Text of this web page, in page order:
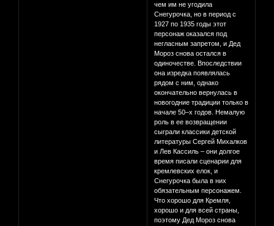
чем им не угодила
Снегурочка, но в период с
1927 по 1935 годы этот
персонаж оказался под
негласным запретом, и Дед
Мороз снова остался в
одиночестве. Впоследствии
она изредка появлялась
рядом с ним, однако
окончательно вернулась в
новогодние традиции только в
начале 50–х годов. Немалую
роль в ее возвращении
сыграли классики детской
литературы Сергей Михалков
и Лев Кассиль – они долгое
время писали сценарии для
кремлевских елок, и
Снегурочка была в них
обязательным персонажем.
Что хорошо для Кремля,
хорошо и для всей страны,
поэтому Дед Мороз снова